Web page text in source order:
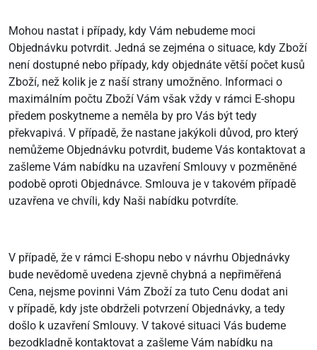
Mohou nastat i případy, kdy Vám nebudeme moci
Objednávku potvrdit. Jedná se zejména o situace, kdy Zboží
není dostupné nebo případy, kdy objednáte větší počet kusů
Zboží, než kolik je z naší strany umožněno. Informaci o
maximálním počtu Zboží Vám však vždy v rámci E-shopu
předem poskytneme a neměla by pro Vás být tedy
překvapivá. V případě, že nastane jakýkoli důvod, pro který
nemůžeme Objednávku potvrdit, budeme Vás kontaktovat a
zašleme Vám nabídku na uzavření Smlouvy v pozměněné
podobě oproti Objednávce. Smlouva je v takovém případě
uzavřena ve chvíli, kdy Naši nabídku potvrdíte.
V případě, že v rámci E-shopu nebo v návrhu Objednávky
bude nevědomě uvedena zjevně chybná a nepřiměřená
Cena, nejsme povinni Vám Zboží za tuto Cenu dodat ani
v případě, kdy jste obdrželi potvrzení Objednávky, a tedy
došlo k uzavření Smlouvy. V takové situaci Vás budeme
bezodkladně kontaktovat a zašleme Vám nabídku na